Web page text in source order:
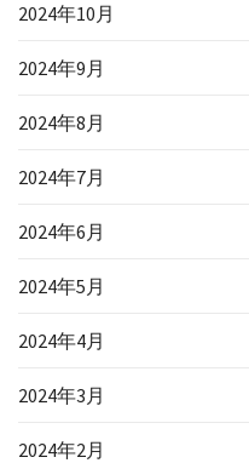
2024年10月
2024年9月
2024年8月
2024年7月
2024年6月
2024年5月
2024年4月
2024年3月
2024年2月